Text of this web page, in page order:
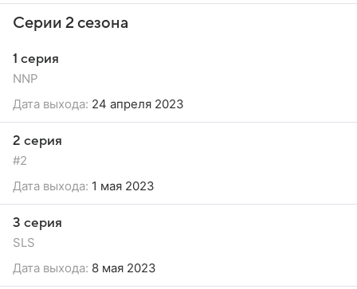
Серии 2 сезона
1 серия
NNP
Дата выхода: 24 апреля 2023
2 серия
#2
Дата выхода: 1 мая 2023
3 серия
SLS
Дата выхода: 8 мая 2023